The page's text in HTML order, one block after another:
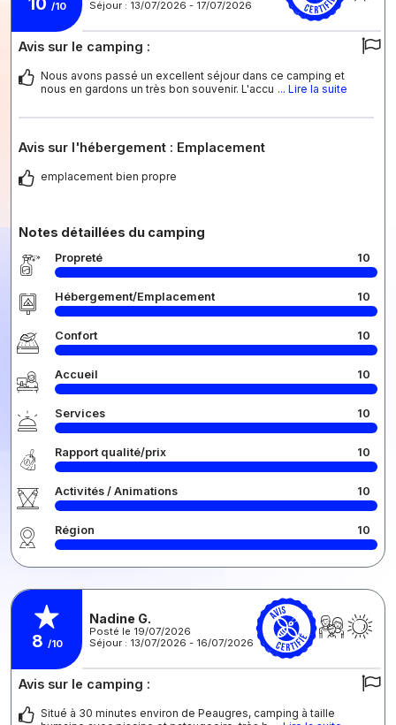
/10
Séjour : 13/07/2026 - 17/07/2026
Avis sur le camping :
Nous avons passé un excellent séjour dans ce camping et
nous en gardons un très bon souvenir. L'accu ... Lire la suite
Avis sur l'hébergement : Emplacement
emplacement bien propre
Notes détaillées du camping
Propreté 10
Hébergement/Emplacement 10
Confort 10
Accueil 10
Services 10
Rapport qualité/prix 10
Activités / Animations 10
Région 10
8 /10
Nadine G.
Posté le 19/07/2026
Séjour : 13/07/2026 - 16/07/2026
Avis sur le camping :
Situé à 30 minutes environ de Peaugres, camping à taille